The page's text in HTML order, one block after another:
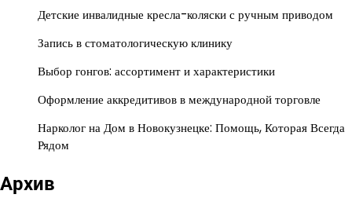
Детские инвалидные кресла-коляски с ручным приводом
Запись в стоматологическую клинику
Выбор гонгов: ассортимент и характеристики
Оформление аккредитивов в международной торговле
Нарколог на Дом в Новокузнецке: Помощь, Которая Всегда
Рядом
Архив